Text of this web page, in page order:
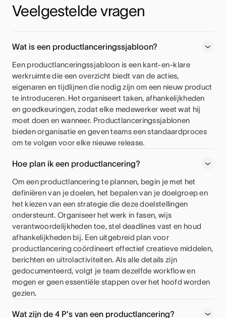
Veelgestelde vragen
Wat is een productlanceringssjabloon?
Een productlanceringssjabloon is een kant-en-klare
werkruimte die een overzicht biedt van de acties,
eigenaren en tijdlijnen die nodig zijn om een nieuw product
te introduceren. Het organiseert taken, afhankelijkheden
en goedkeuringen, zodat elke medewerker weet wat hij
moet doen en wanneer. Productlanceringssjablonen
bieden organisatie en geven teams een standaardproces
om te volgen voor elke nieuwe release.
Hoe plan ik een productlancering?
Om een productlancering te plannen, begin je met het
definiëren van je doelen, het bepalen van je doelgroep en
het kiezen van een strategie die deze doelstellingen
ondersteunt. Organiseer het werk in fasen, wijs
verantwoordelijkheden toe, stel deadlines vast en houd
afhankelijkheden bij. Een uitgebreid plan voor
productlancering coördineert effectief creatieve middelen,
berichten en uitrolactiviteiten. Als alle details zijn
gedocumenteerd, volgt je team dezelfde workflow en
mogen er geen essentiële stappen over het hoofd worden
gezien.
Wat zijn de 4 P's van een productlancering?